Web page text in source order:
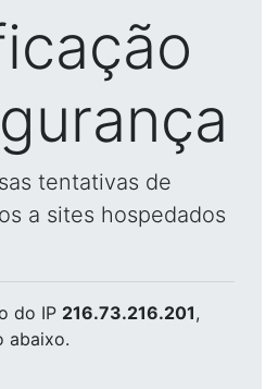
tentativas de
a sites hospedados
do IP 216.73.216.201,
abaixo.